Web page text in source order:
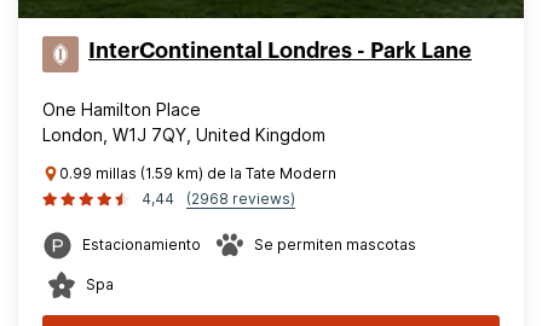
InterContinental Londres - Park Lane
One Hamilton Place
London, W1J 7QY, United Kingdom
0.99 millas (1.59 km) de la Tate Modern
4,44
(2968 reviews)
Estacionamiento Se permiten mascotas
Spa